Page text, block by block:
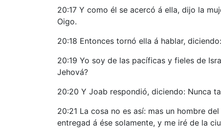
20:17 Y como él se acercó á ella, dijo la
Oigo.
20:18 Entonces tornó ella á hablar,
20:19 Yo soy de las pacíficas y fieles de
Jehová?
20:20 Y Joab respondió, diciendo: Nunca
20:21 La cosa no es así: mas un hombre
entregad á ése solamente, y me iré de la